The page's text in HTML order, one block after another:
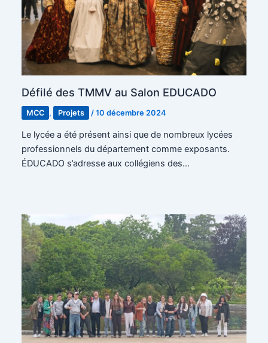
Défilé des TMMV au Salon EDUCADO
MCC , Projets /10 décembre 2024
Le lycée a été présent ainsi que de nombreux lycées
professionnels du département comme exposants.
ÉDUCADO s’adresse aux collégiens des…